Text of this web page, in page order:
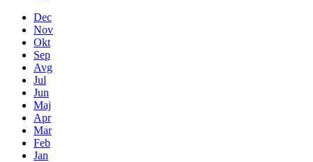
Dec
Nov
Okt
Sep
Avg
Jul
Jun
Maj
Apr
Mar
Feb
Jan